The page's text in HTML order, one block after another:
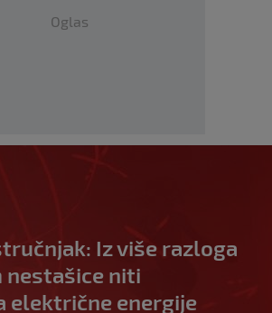
Oglas
Iz više razloga
nestašice niti
električne energije